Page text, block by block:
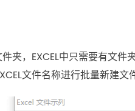
夹，EXCEL中只需要有文件
文件名称进行批量新建文